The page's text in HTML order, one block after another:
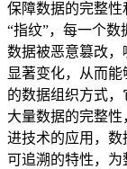
保障数据的完整
“指纹”，每一个
数据被恶意篡改
显著变化，从而
的数据组织方式
大量数据的完整
进技术的应用，数
可追溯的特性，为